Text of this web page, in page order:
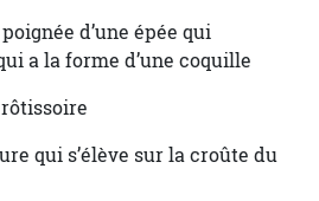
d’une épée qui
a la forme d’une coquille
qui s’élève sur la croûte du